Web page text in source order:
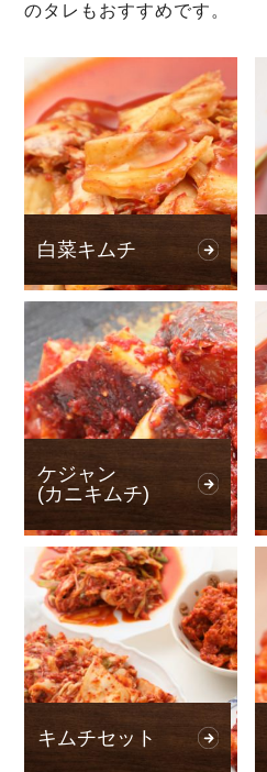
のタレもおすすめです。
白菜キムチ
ケジャン
(カニキムチ)
キムチセット